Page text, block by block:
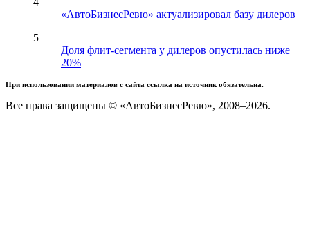
«АвтоБизнесРевю» актуализировал базу дилеров
5
Доля флит-сегмента у дилеров опустилась ниже
20%
При использовании материалов с сайта ссылка на источник обязательна.
Все права защищены © «АвтоБизнесРевю», 2008–2026.